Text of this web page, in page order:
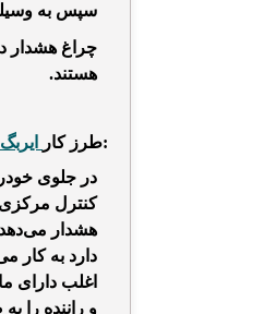
سپس به
چراغ هشدار
هستند.
طرز کاررا به طور مختصر بیان می‌کنیم:
در جلوی
کنترل مرکزی
هشدار
دارد به کار
اغلب دارای
و راننده را